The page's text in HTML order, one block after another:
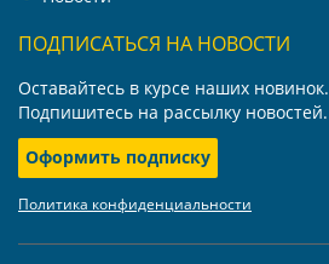
ПОДПИСАТЬСЯ НА НОВОСТИ
Оставайтесь в курсе наших новинок.
Подпишитесь на рассылку новостей.
Оформить подписку
Политика конфиденциальности